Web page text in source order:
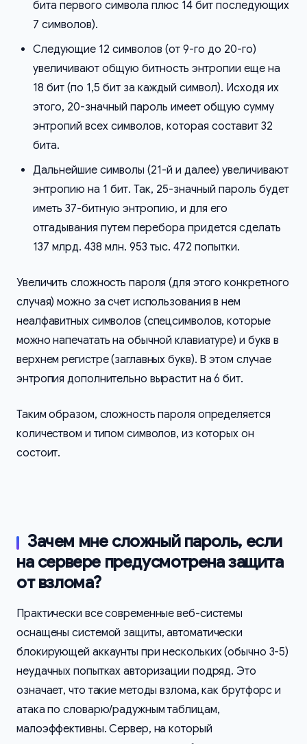
бита первого символа плюс 14 бит последующих
7 символов).
Следующие 12 символов (от 9-го до 20-го)
увеличивают общую битность энтропии еще на
18 бит (по 1,5 бит за каждый символ). Исходя их
этого, 20-значный пароль имеет общую сумму
энтропий всех символов, которая составит 32
бита.
Дальнейшие символы (21-й и далее) увеличивают
энтропию на 1 бит. Так, 25-значный пароль будет
иметь 37-битную энтропию, и для его
отгадывания путем перебора придется сделать
137 млрд. 438 млн. 953 тыс. 472 попытки.
Увеличить сложность пароля (для этого конкретного
случая) можно за счет использования в нем
неалфавитных символов (спецсимволов, которые
можно напечатать на обычной клавиатуре) и букв в
верхнем регистре (заглавных букв). В этом случае
энтропия дополнительно вырастит на 6 бит.
Таким образом, сложность пароля определяется
количеством и типом символов, из которых он
состоит.
Зачем мне сложный пароль, если
на сервере предусмотрена защита
от взлома?
Практически все современные веб-системы
оснащены системой защиты, автоматически
блокирующей аккаунты при нескольких (обычно 3-5)
неудачных попытках авторизации подряд. Это
означает, что такие методы взлома, как брутфорс и
атака по словарю/радужным таблицам,
малоэффективны. Сервер, на который